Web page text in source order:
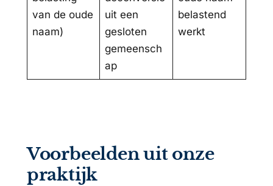
van de oude
naam)
uit een
gesloten
gemeensch
ap
belastend
werkt
Voorbeelden uit onze
praktijk